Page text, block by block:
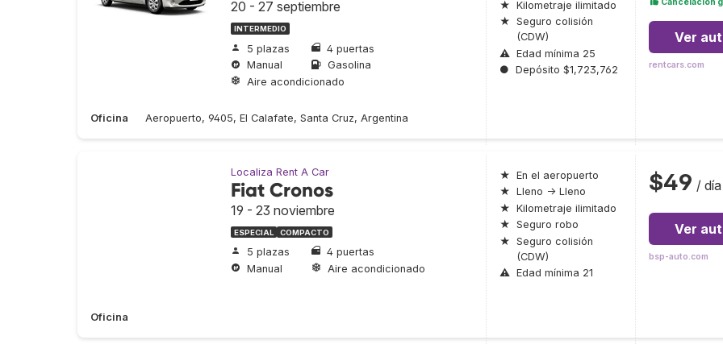
20 - 27 septiembre
INTERMEDIO
5 plazas
4 puertas
Manual
Gasolina
Aire acondicionado
Oficina Aeropuerto, 9405, El Calafate, Santa Cruz, Argentina
★ Kilometraje ilimitado
★ Seguro colisión
(CDW)
⚠ Edad mínima 25
● Depósito $1,723,762
Cancelación
Ver
rentcars.com
Localiza Rent A Car
Fiat Cronos
19 - 23 noviembre
ESPECIAL COMPACTO
5 plazas
4 puertas
Manual
Aire acondicionado
Oficina
★ En el aeropuerto
★ Lleno → Lleno
★ Kilometraje ilimitado
★ Seguro robo
★ Seguro colisión
(CDW)
⚠ Edad mínima 21
$49 / día
Ver
bsp-auto.com